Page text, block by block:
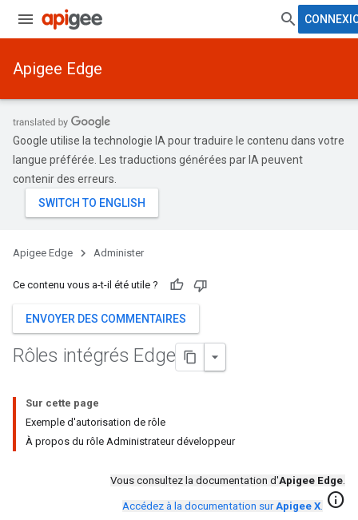
Apigee Edge
Google utilise la technologie IA pour traduire le contenu dans votre
langue préférée. Les traductions générées par IA peuvent
contenir des erreurs.
Apigee Edge Administer
Ce contenu vous a-t-il été utile ?
ENVOYER DES COMMENTAIRES
Rôles intégrés Edge
Sur cette page
Exemple d'autorisation de rôle
À propos du rôle Administrateur développeur
Vous consultez la documentation d'Apigee Edge.
Accédez à la documentation surApigee X. info